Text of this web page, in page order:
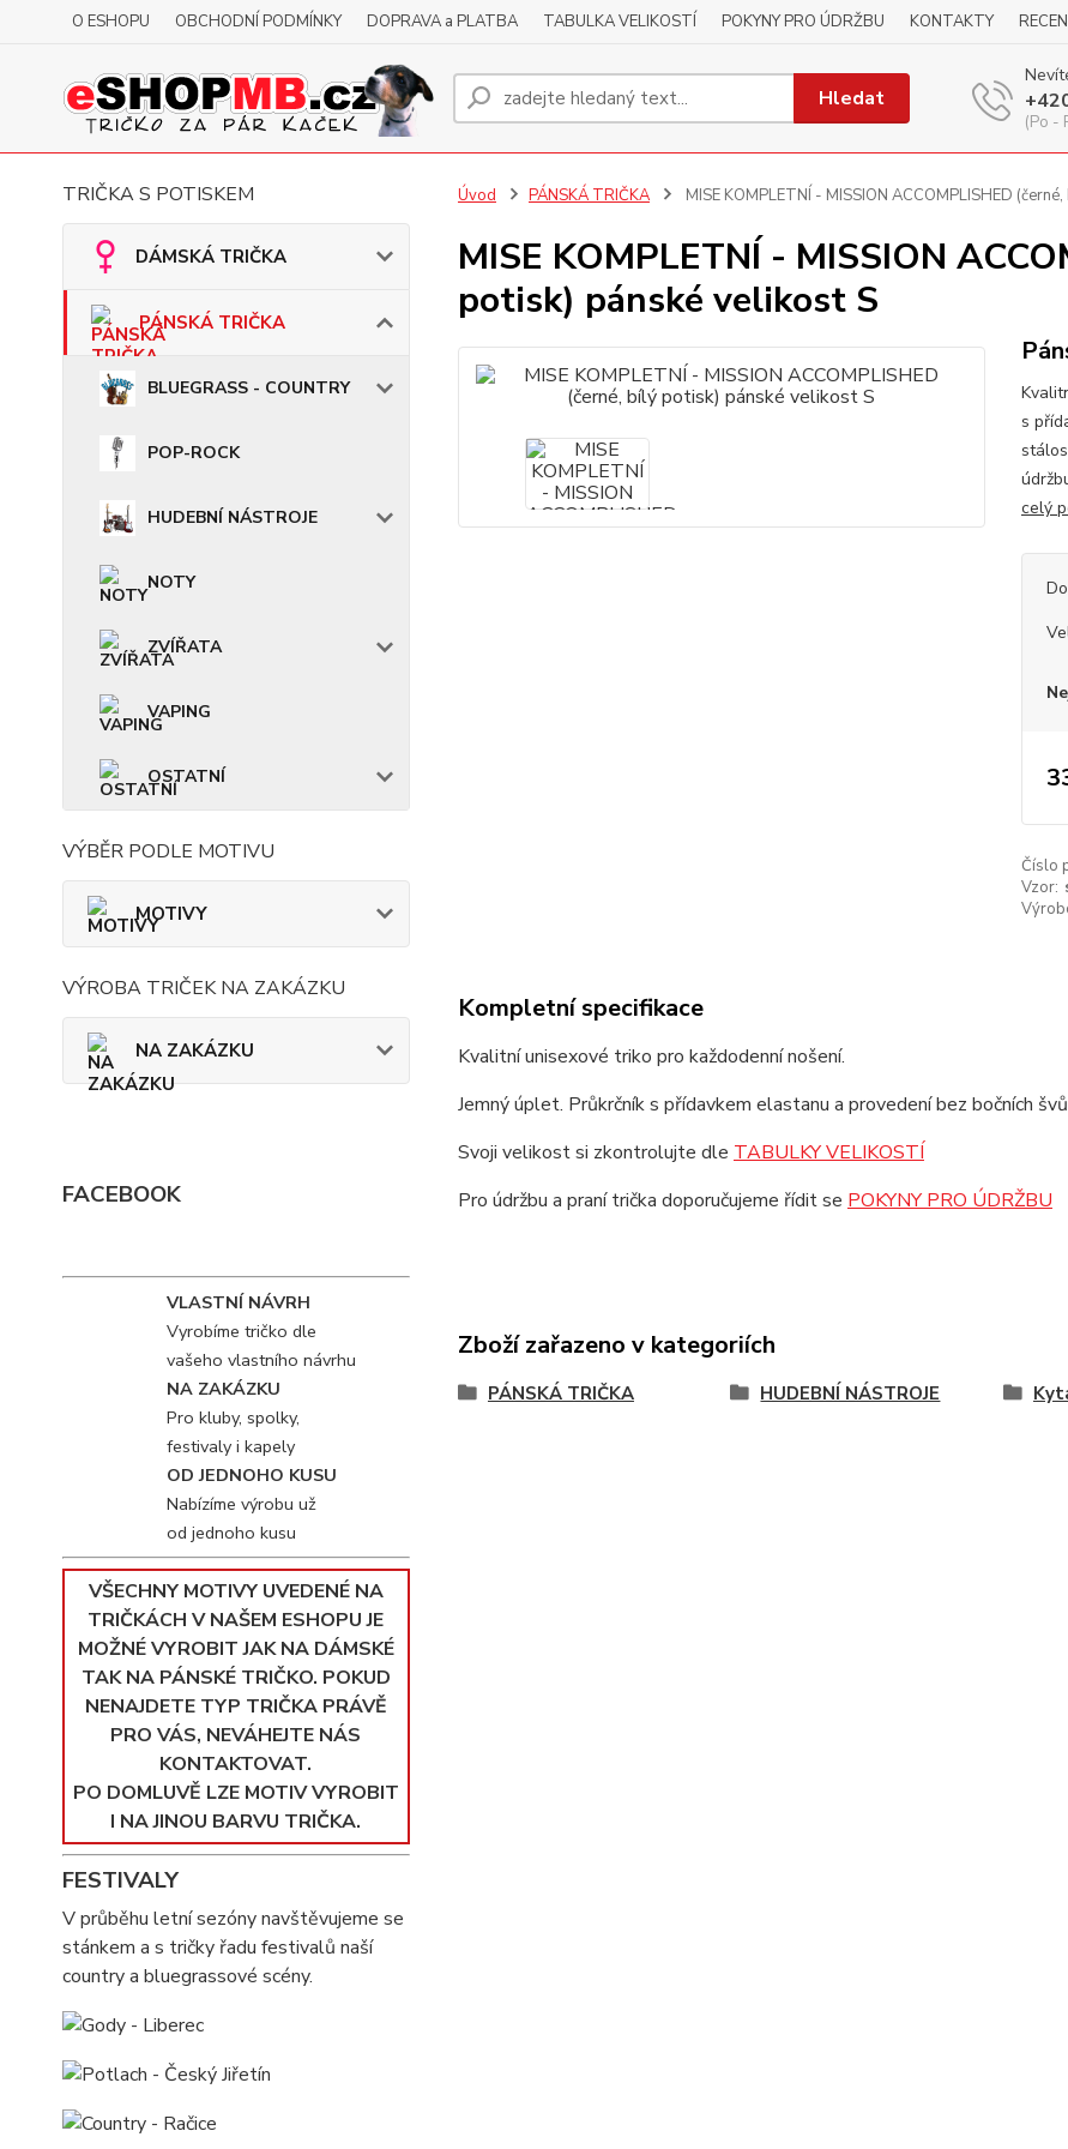
O ESHOPU OBCHODNÍ PODMÍNKY DOPRAVA a PLATBA TABULKA VELIKOSTÍ POKYNY PRO ÚDRŽBU KONTAKTY
Hledat
(Po -
TRIČKA S POTISKEM
DÁMSKÁ TRIČKA
PÁNSKÁ TRIČKA
BLUEGRASS - COUNTRY
POP-ROCK
HUDEBNÍ NÁSTROJE
NOTY
ZVÍŘATA
VAPING
OSTATNÍ
VÝBĚR PODLE MOTIVU
MOTIVY
VÝROBA TRIČEK NA ZAKÁZKU
NA ZAKÁZKU
FACEBOOK
VLASTNÍ NÁVRH
Vyrobíme tričko dle
vašeho vlastního návrhu
NA ZAKÁZKU
Pro kluby, spolky,
festivaly i kapely
OD JEDNOHO KUSU
Nabízíme výrobu už
od jednoho kusu
VŠECHNY MOTIVY UVEDENÉ NA
TRIČKÁCH V NAŠEM ESHOPU JE
MOŽNÉ VYROBIT JAK NA DÁMSKÉ
TAK NA PÁNSKÉ TRIČKO. POKUD
NENAJDETE TYP TRIČKA PRÁVĚ
PRO VÁS, NEVÁHEJTE NÁS
KONTAKTOVAT.
PO DOMLUVĚ LZE MOTIV VYROBIT
I NA JINOU BARVU TRIČKA.
FESTIVALY
V průběhu letní sezóny navštěvujeme se
stánkem a s tričky řadu festivalů naší
country a bluegrassové scény.
Úvod PÁNSKÁ TRIČKA MISE KOMPLETNÍ - MISSION ACCOMPLISHED
MISE KOMPLETNÍ - MISSION
potisk) pánské velikost S
s
celý
Číslo
Vzor:
Kompletní specifikace
Kvalitní unisexové triko pro každodenní nošení.
Jemný úplet. Průkrčník s přídavkem elastanu a provedení bez bočních
Svoji velikost si zkontrolujte dle TABULKY VELIKOSTÍ
Pro údržbu a praní trička doporučujeme řídit se POKYNY PRO ÚDRŽBU
Zboží zařazeno v kategoriích
PÁNSKÁ TRIČKA HUDEBNÍ NÁSTROJE